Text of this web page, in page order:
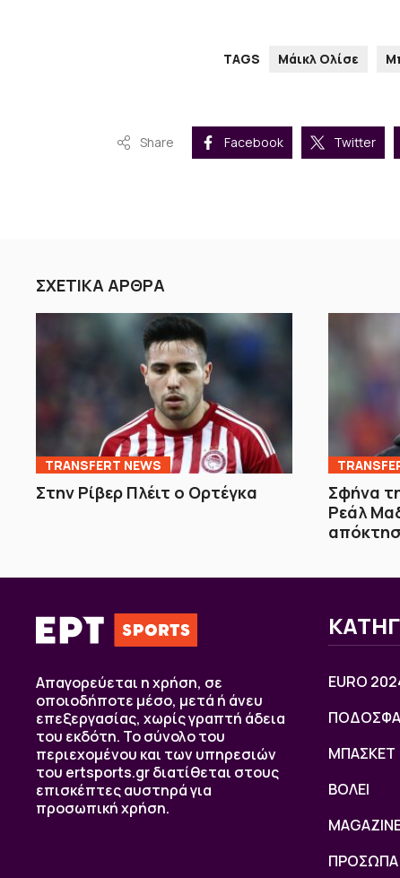
TAGS Μάικλ Ολίσε
Share Facebook Twitter
ΣΧΕΤΙΚΑ ΑΡΘΡΑ
TRANSFERT NEWS
Στην Ρίβερ Πλέιτ ο Ορτέγκα
Σφήνα
Ρεάλ
Απαγορεύεται η χρήση, σε
οποιοδήποτε μέσο, μετά ή άνευ
επεξεργασίας, χωρίς γραπτή άδεια
του εκδότη. Το σύνολο του
περιεχομένου και των υπηρεσιών
του ertsports.gr διατίθεται στους
επισκέπτες αυστηρά για
προσωπική χρήση.
EURO
ΜΠΑΣΚΕΤ
ΒOΛΕΙ
ΠΡΟΣΩΠΑ